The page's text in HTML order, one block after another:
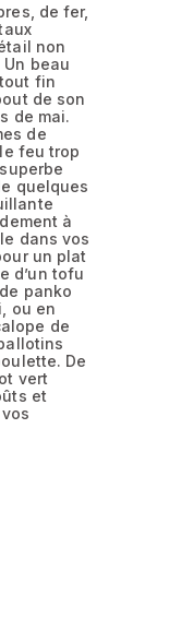
de fer,
non
beau
fin
de son
de mai.
de
feu trop
quelques
à
dans vos
un plat
d’un tofu
panko
ou en
de
De
vert
et